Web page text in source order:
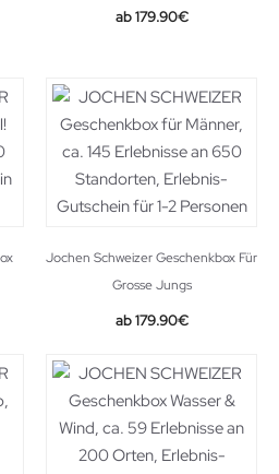
179.90€
Jochen Schweizer Geschenkbox Für
Grosse Jungs
179.90€